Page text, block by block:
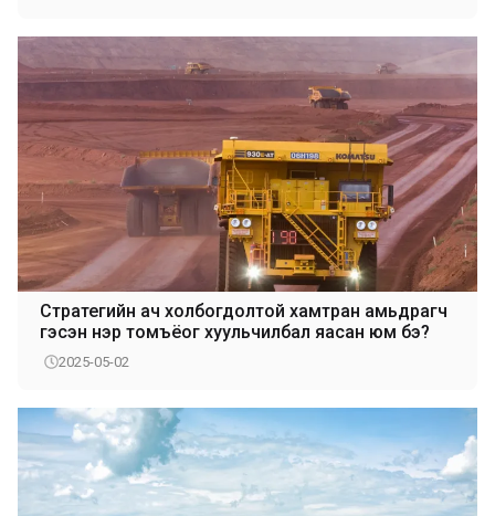
Стратегийн ач холбогдолтой хамтран амьдрагч
гэсэн нэр томъёог хуульчилбал яасан юм бэ?
2025-05-02